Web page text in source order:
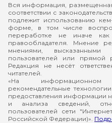
Вся информация,
соответствии с
подлежит использованию
форме, в том числе
переработке не иначе
правообладателя. Мнение
мнениями,
пользователей или прямой
Редакция не несёт
читателей.
«На
рекомендательные
предоставления информации
и анализа сведений,
пользователей сети
Российской Федерации)».